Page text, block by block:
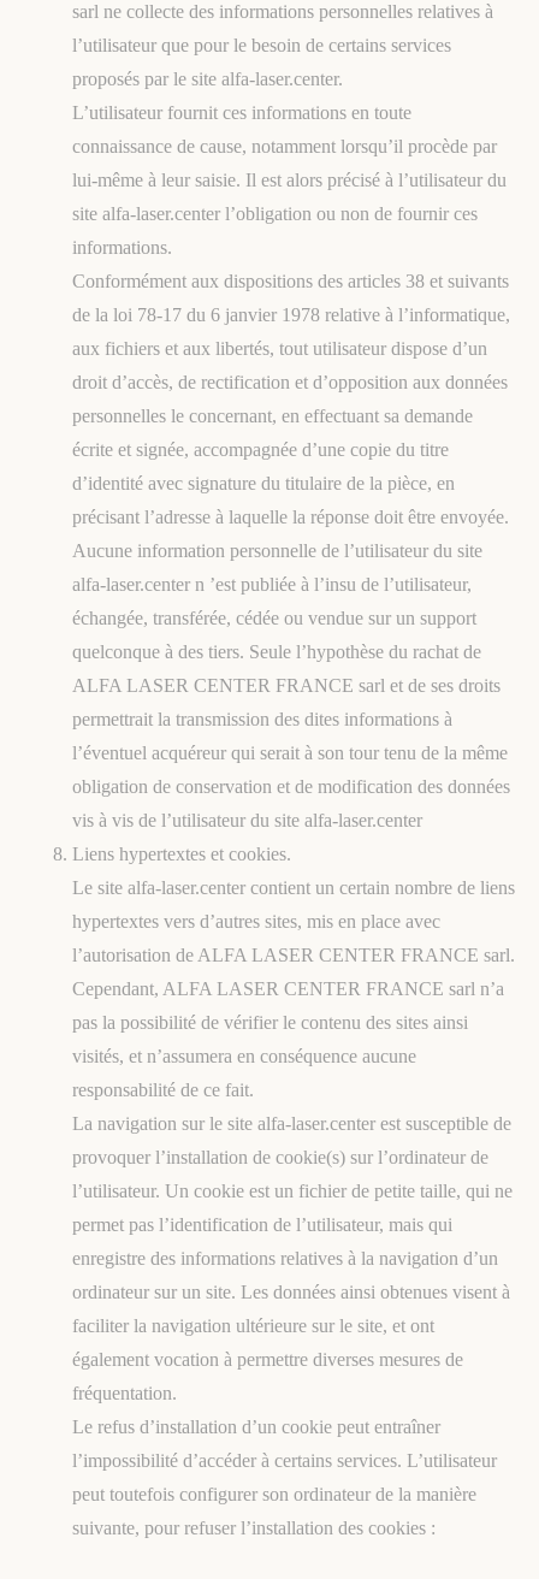
sarl ne collecte des informations personnelles relatives à
l’utilisateur que pour le besoin de certains services
proposés par le site alfa-laser.center.
L’utilisateur fournit ces informations en toute
connaissance de cause, notamment lorsqu’il procède par
lui-même à leur saisie. Il est alors précisé à l’utilisateur du
site alfa-laser.center l’obligation ou non de fournir ces
informations.
Conformément aux dispositions des articles 38 et suivants
de la loi 78-17 du 6 janvier 1978 relative à l’informatique,
aux fichiers et aux libertés, tout utilisateur dispose d’un
droit d’accès, de rectification et d’opposition aux données
personnelles le concernant, en effectuant sa demande
écrite et signée, accompagnée d’une copie du titre
d’identité avec signature du titulaire de la pièce, en
précisant l’adresse à laquelle la réponse doit être envoyée.
Aucune information personnelle de l’utilisateur du site
alfa-laser.center n ’est publiée à l’insu de l’utilisateur,
échangée, transférée, cédée ou vendue sur un support
quelconque à des tiers. Seule l’hypothèse du rachat de
ALFA LASER CENTER FRANCE sarl et de ses droits
permettrait la transmission des dites informations à
l’éventuel acquéreur qui serait à son tour tenu de la même
obligation de conservation et de modification des données
vis à vis de l’utilisateur du site alfa-laser.center
Liens hypertextes et cookies.
Le site alfa-laser.center contient un certain nombre de liens
hypertextes vers d’autres sites, mis en place avec
l’autorisation de ALFA LASER CENTER FRANCE sarl.
Cependant, ALFA LASER CENTER FRANCE sarl n’a
pas la possibilité de vérifier le contenu des sites ainsi
visités, et n’assumera en conséquence aucune
responsabilité de ce fait.
La navigation sur le site alfa-laser.center est susceptible de
provoquer l’installation de cookie(s) sur l’ordinateur de
l’utilisateur. Un cookie est un fichier de petite taille, qui ne
permet pas l’identification de l’utilisateur, mais qui
enregistre des informations relatives à la navigation d’un
ordinateur sur un site. Les données ainsi obtenues visent à
faciliter la navigation ultérieure sur le site, et ont
également vocation à permettre diverses mesures de
fréquentation.
Le refus d’installation d’un cookie peut entraîner
l’impossibilité d’accéder à certains services. L’utilisateur
peut toutefois configurer son ordinateur de la manière
suivante, pour refuser l’installation des cookies :